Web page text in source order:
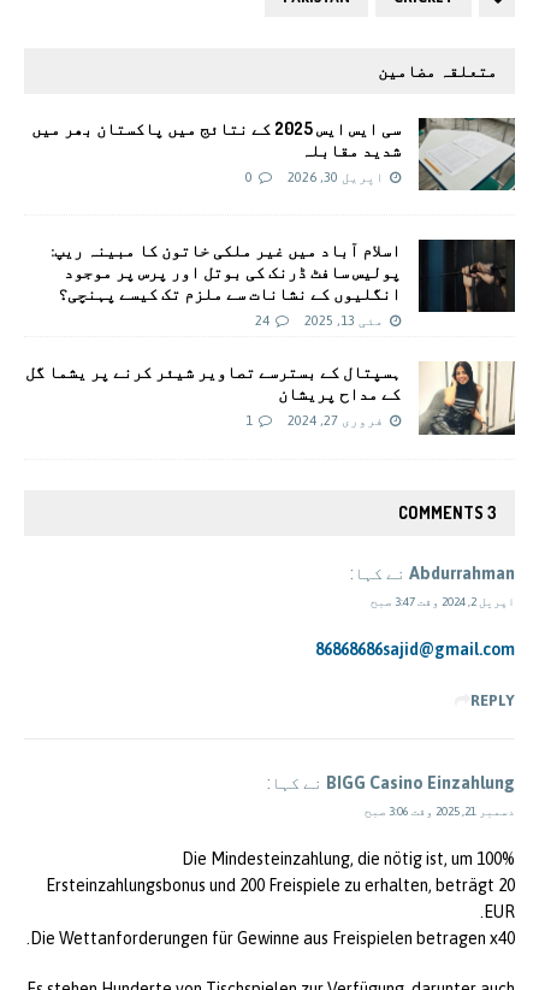
متعلقہ مضامین
سی ایس ایس 2025 کے نتائج میں پاکستان بھر میں
شدید مقابلہ
اپریل 30, 2026 0
اسلام آباد میں غیر ملکی خاتون کا مبینہ ریپ:
پولیس سافٹ ڈرنک کی بوتل اور پرس پر موجود
انگلیوں کے نشانات سے ملزم تک کیسے پہنچی؟
مئی 13, 2025 24
ہسپتال کے بسترسے تصاویر شیئر کرنے پر یشما گل
کے مداح پریشان
فروری 27, 2024 1
3 COMMENTS
Abdurrahman نے کہا:
اپریل 2, 2024 وقت 3:47 صبح
86868686sajid@gmail.com
REPLY
BIGG Casino Einzahlung نے کہا:
دسمبر 21, 2025 وقت 3:06 صبح
Die Mindesteinzahlung, die nötig ist, um 100%
Ersteinzahlungsbonus und 200 Freispiele zu erhalten, beträgt 20
EUR.
Die Wettanforderungen für Gewinne aus Freispielen betragen x40.